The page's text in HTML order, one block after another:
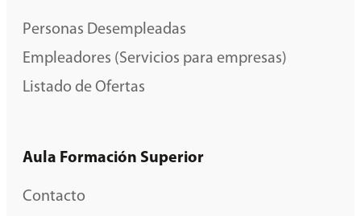
Personas Desempleadas
Empleadores (Servicios para empresas)
Listado de Ofertas
Aula Formación Superior
Contacto